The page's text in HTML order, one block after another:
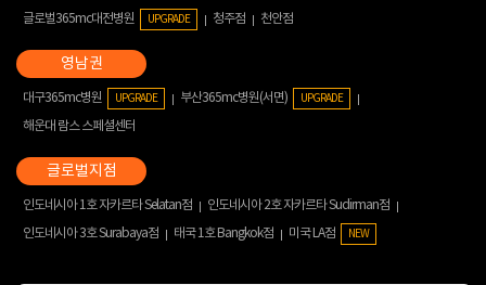
글로벌365mc대전병원 UPGRADE 청주점 천안점
대구365mc병원 UPGRADE 부산365mc병원(서면) UPGRADE
해운대 람스 스페셜센터
인도네시아 1호 자카르타 Selatan점
인도네시아 2호 자카르타 Sudirman점
인도네시아 3호 Surabaya점
태국 1호 Bangkok점 미국 LA점 NEW